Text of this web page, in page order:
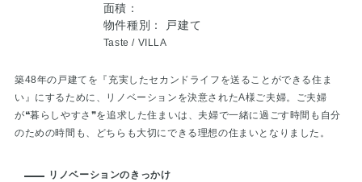
面積：
物件種別： 戸建て
Taste / VILLA
築48年の戸建てを『充実したセカンドライフを送ることができる住ま
い』にするために、リノベーションを決意されたA様ご夫婦。ご夫婦
が❝暮らしやすさ❞を追求した住まいは、夫婦で一緒に過ごす時間も自分
のための時間も、どちらも大切にできる理想の住まいとなりました。
リノベーションのきっかけ